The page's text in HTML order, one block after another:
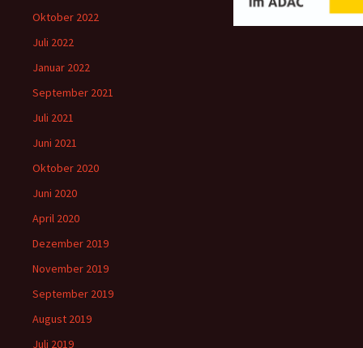
Oktober 2022
Juli 2022
Januar 2022
September 2021
Juli 2021
Juni 2021
Oktober 2020
Juni 2020
April 2020
Dezember 2019
November 2019
September 2019
August 2019
Juli 2019